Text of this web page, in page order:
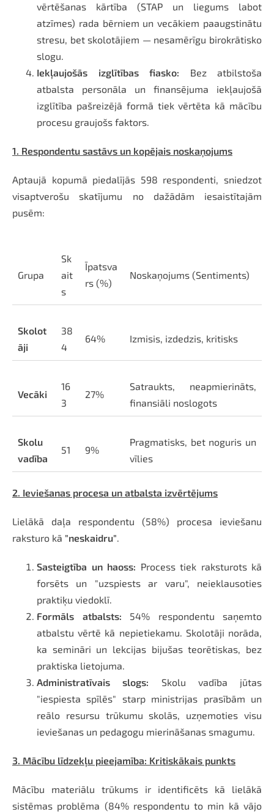
vērtēšanas kārtība (STAP un liegums labot
atzīmes) rada bērniem un vecākiem paaugstinātu
stresu, bet skolotājiem — nesamērīgu birokrātisko
slogu.
Iekļaujošās izglītības fiasko: Bez atbilstoša
atbalsta personāla un finansējuma iekļaujošā
izglītība pašreizējā formā tiek vērtēta kā mācību
procesu graujošs faktors.
1. Respondentu sastāvs un kopējais noskaņojums
Aptaujā kopumā piedalījās 598 respondenti, sniedzot
visaptverošu skatījumu no dažādām iesaistītajām
pusēm:
Grupa
Sk
ait
s
Īpatsva
rs (%)
Noskaņojums (Sentiments)
Skolot
āji
38
4
64% Izmisis, izdedzis, kritisks
Vecāki
16
3
27%
Satraukts, neapmierināts,
finansiāli noslogots
Skolu
vadība
51 9%
Pragmatisks, bet noguris un
vīlies
2. Ieviešanas procesa un atbalsta izvērtējums
Lielākā daļa respondentu (58%) procesa ieviešanu
raksturo kā "neskaidru"
Sasteigtība un haoss: Process tiek raksturots kā
forsēts un "uzspiests ar varu", neieklausoties
praktiķu viedoklī.
Formāls atbalsts: 54% respondentu saņemto
atbalstu vērtē kā nepietiekamu. Skolotāji norāda,
ka semināri un lekcijas bijušas teorētiskas, bez
praktiska lietojuma.
Administratīvais slogs: Skolu vadība jūtas
"iespiesta spīlēs" starp ministrijas prasībām un
reālo resursu trūkumu skolās, uzņemoties visu
ieviešanas un pedagogu mierināšanas smagumu.
3. Mācību līdzekļu pieejamība: Kritiskākais punkts
Mācību materiālu trūkums ir identificēts kā lielākā
sistēmas problēma (84% respondentu to min kā vājo